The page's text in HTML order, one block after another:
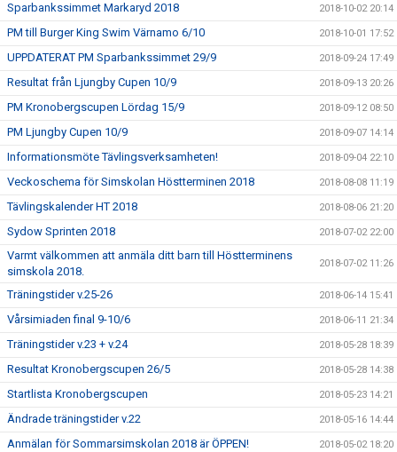
Sparbankssimmet Markaryd 2018 2018-10-02 20:14
PM till Burger King Swim Värnamo 6/10 2018-10-01 17:52
UPPDATERAT PM Sparbankssimmet 29/9 2018-09-24 17:49
Resultat från Ljungby Cupen 10/9 2018-09-13 20:26
PM Kronobergscupen Lördag 15/9 2018-09-12 08:50
PM Ljungby Cupen 10/9 2018-09-07 14:14
Informationsmöte Tävlingsverksamheten! 2018-09-04 22:10
Veckoschema för Simskolan Höstterminen 2018 2018-08-08 11:19
Tävlingskalender HT 2018 2018-08-06 21:20
Sydow Sprinten 2018 2018-07-02 22:00
Varmt välkommen att anmäla ditt barn till Höstterminens
simskola 2018.
2018-07-02 11:26
Träningstider v.25-26 2018-06-14 15:41
Vårsimiaden final 9-10/6 2018-06-11 21:34
Träningstider v.23 + v.24 2018-05-28 18:39
Resultat Kronobergscupen 26/5 2018-05-28 14:38
Startlista Kronobergscupen 2018-05-23 14:21
Ändrade träningstider v.22 2018-05-16 14:44
Anmälan för Sommarsimskolan 2018 är ÖPPEN! 2018-05-02 18:20